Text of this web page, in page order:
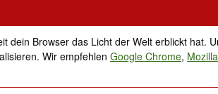
dein Browser das Licht der Welt erblickt hat.
Wir empfehlenGoogle Chrome,